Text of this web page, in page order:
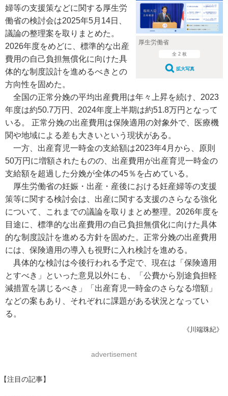
厚生労働省
全 2 枚
拡大写真
婦等の支援策などに関する厚生労
働省の検討会は2025年5月14日、
議論の整理案を取りまとめた。
2026年度をめどに、標準的な出産
費用の自己負担無償化に向けた具
体的な制度設計を進めるべきとの
方向性を固めた。
全国の正常分娩の平均出産費用は年々上昇を続け、2023
年度は約50.7万円、2024年度上半期は約51.8万円となって
いる。 正常分娩の出産費用は保険適用の対象外で、医療機
関や地域による差も大きいという現状がある。
一方、出産育児一時金の支給額は2023年4月から、原則
50万円に増額されたものの、出産費用が出産育児一時金の
支給額を超過した分娩が全体の45％を占めている。
厚生労働省の妊娠・出産・産後における妊産婦等の支援
策等に関する検討会は、出産に関する支援のさらなる強化
について、これまでの議論を取りまとめ整理。2026年度を
目途に、標準的な出産費用の自己負担無償化に向けた具体
的な制度設計を進める方針を固めた。正常分娩の出産費用
には、保険適用の導入も視野に入れ検討を進める。
具体的な検討は今後行われる予定で、現在は「保険適用
とすべき」といった意見以外にも、「公費から別途負担軽
減措置を講じるべき」「出産育児一時金のさらなる増額」
などの案もあり、それぞれに課題がある状況となってい
る。
《川端珠紀》
advertisement
【注目の記事】